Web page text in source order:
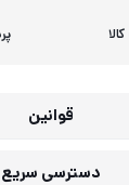
قوانین
دسترسی سریع